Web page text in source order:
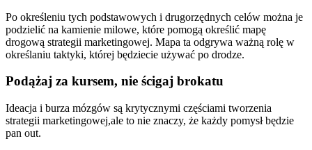
Po określeniu tych podstawowych i drugorzędnych celów można je
podzielić na kamienie milowe, które pomogą określić mapę
drogową strategii marketingowej. Mapa ta odgrywa ważną rolę w
określaniu taktyki, której będziecie używać po drodze.
Podążaj za kursem, nie ścigaj brokatu
Ideacja i burza mózgów są krytycznymi częściami tworzenia
strategii marketingowej,ale to nie znaczy, że każdy pomysł będzie
pan out.